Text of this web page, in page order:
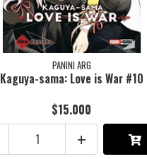
PANINI ARG
Kaguya-sama: Love is War #10
$15.000
+